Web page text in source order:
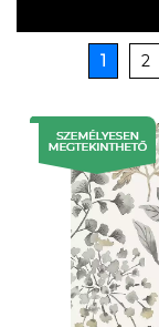
1 2